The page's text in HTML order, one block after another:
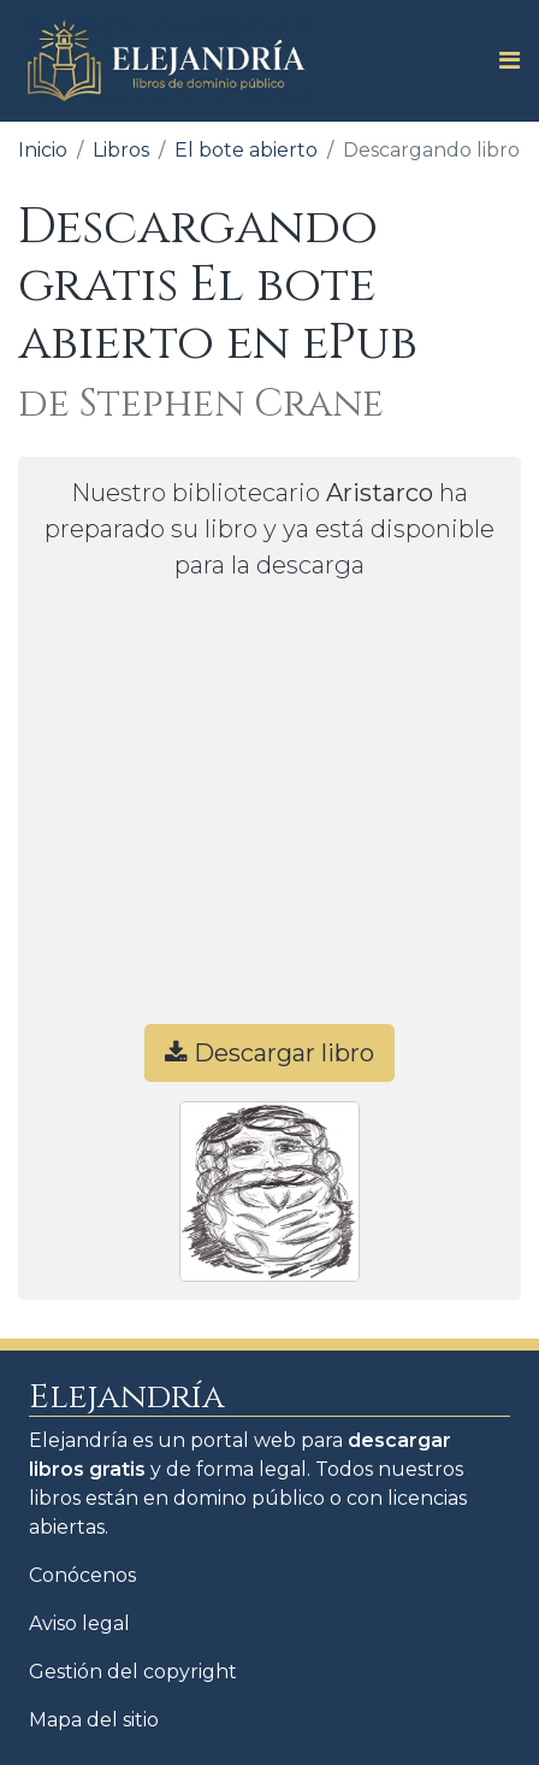
Inicio Libros El bote abierto Descargando libro
Descargando
gratis El bote
abierto en ePub
de Stephen Crane
Nuestro bibliotecario Aristarco ha
preparado su libro y ya está disponible
para la descarga
Descargar libro
Elejandría
Elejandría es un portal web para descargar
libros gratis y de forma legal. Todos nuestros
libros están en domino público o con licencias
abiertas.
Conócenos
Aviso legal
Gestión del copyright
Mapa del sitio